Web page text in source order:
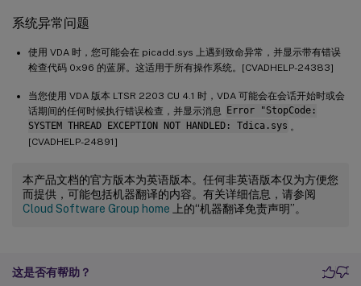
系统异常问题
使用 VDA 时，您可能会在 picadd.sys 上遇到致命异常，并显示带有错误
检查代码 0x96 的蓝屏。这适用于所有操作系统。[CVADHELP-24383]
当您使用 VDA 版本 LTSR 2203 CU 4.1 时，VDA 可能会在会话开始时或会
话期间的任何时候执行错误检查，并显示消息
Error "StopCode:
SYSTEM THREAD EXCEPTION NOT HANDLED: Tdica.sys 。
[CVADHELP-24891]
本产品文档的官方版本为英语版本。任何非英语版本仅为方便您
而提供，可能包括机器翻译的内容。有关详细信息，请参阅
Cloud Software Group home 上的“机器翻译免责声明”。
这是否有帮助？